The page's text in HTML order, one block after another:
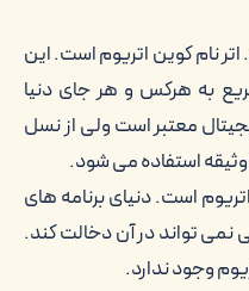
اتر نام کوین اتریوم است. این
به هرکس و هر جای دنیا
معتبر است ولی از نسل
وثیقه استفاده می شود.
است. دنیای برنامه های
نمی تواند در آن دخالت کند.
وجود ندارد.